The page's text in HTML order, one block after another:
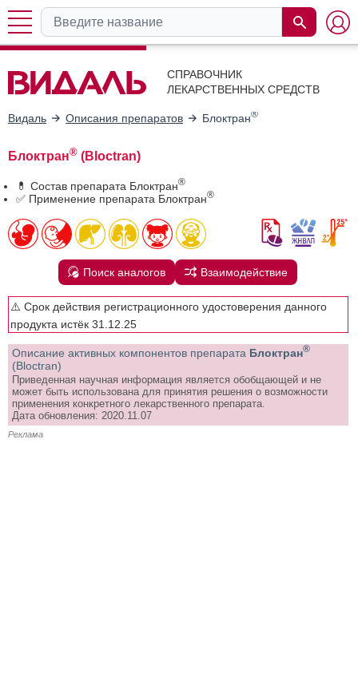
СПРАВОЧНИК
ЛЕКАРСТВЕННЫХ СРЕДСТВ
Видаль Описания препаратов Блоктран®
Блоктран® (Bloctran)
💊 Состав препарата Блоктран®
✅ Применение препарата Блоктран®
Поиск аналогов Взаимодействие
⚠️ Срок действия регистрационного удостоверения данного
продукта истёк 31.12.25
Описание активных компонентов препарата Блоктран®
(Bloctran)
Приведенная научная информация является обобщающей и не
может быть использована для принятия решения о возможности
применения конкретного лекарственного препарата.
Дата обновления: 2020.11.07
Реклама